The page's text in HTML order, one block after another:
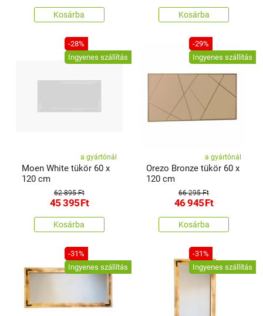
Kosárba Kosárba
-28%
Ingyenes szállítás
a gyártónál
Moen White tükör 60 x
120 cm
62 895 Ft
45 395Ft
Kosárba
-29%
Ingyenes szállítás
a gyártónál
Orezo Bronze tükör 60 x
120 cm
66 295 Ft
46 945Ft
Kosárba
-31%
Ingyenes szállítás
-31%
Ingyenes szállítás